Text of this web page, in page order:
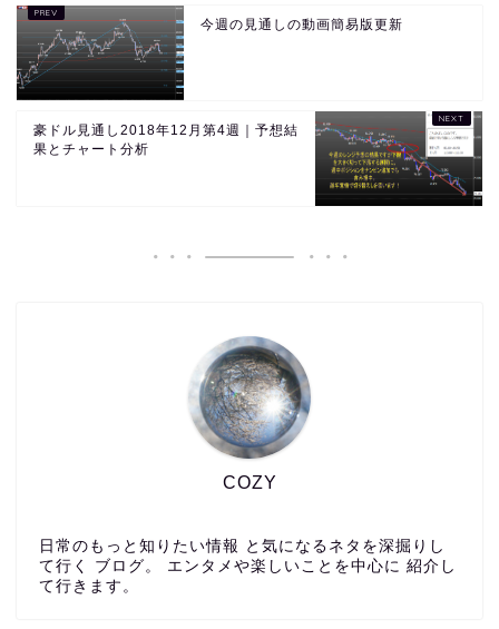
今週の見通しの動画簡易版更新
豪ドル見通し2018年12月第4週｜予想結
果とチャート分析
COZY
日常のもっと知りたい情報 と気になるネタを深掘りし
て行く ブログ。 エンタメや楽しいことを中心に 紹介し
て行きます。